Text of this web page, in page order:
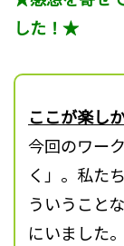
した！★
ここが楽し
今回のワー
く」。私た
ういうこと
にいました